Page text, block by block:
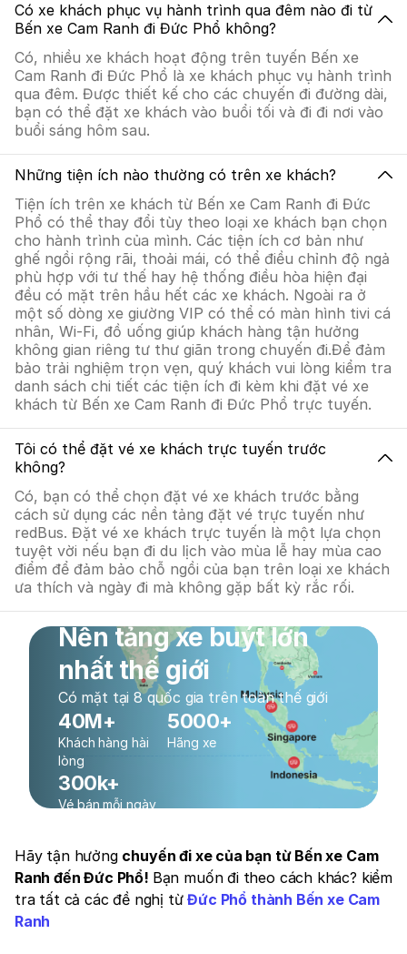
Có xe khách phục vụ hành trình qua đêm nào đi từ
Bến xe Cam Ranh đi Đức Phổ không?
Có, nhiều xe khách hoạt động trên tuyến Bến xe
Cam Ranh đi Đức Phổ là xe khách phục vụ hành trình
qua đêm. Được thiết kế cho các chuyến đi đường dài,
bạn có thể đặt xe khách vào buổi tối và đi đi nơi vào
buổi sáng hôm sau.
Những tiện ích nào thường có trên xe khách?
Tiện ích trên xe khách từ Bến xe Cam Ranh đi Đức
Phổ có thể thay đổi tùy theo loại xe khách bạn chọn
cho hành trình của mình. Các tiện ích cơ bản như
ghế ngồi rộng rãi, thoải mái, có thể điều chỉnh độ ngả
phù hợp với tư thế hay hệ thống điều hòa hiện đại
đều có mặt trên hầu hết các xe khách. Ngoài ra ở
một số dòng xe giường VIP có thể có màn hình tivi cá
nhân, Wi-Fi, đồ uống giúp khách hàng tận hưởng
không gian riêng tư thư giãn trong chuyến đi.Để đảm
bảo trải nghiệm trọn vẹn, quý khách vui lòng kiểm tra
danh sách chi tiết các tiện ích đi kèm khi đặt vé xe
khách từ Bến xe Cam Ranh đi Đức Phổ trực tuyến.
Tôi có thể đặt vé xe khách trực tuyến trước
không?
Có, bạn có thể chọn đặt vé xe khách trước bằng
cách sử dụng các nền tảng đặt vé trực tuyến như
redBus. Đặt vé xe khách trực tuyến là một lựa chọn
tuyệt vời nếu bạn đi du lịch vào mùa lễ hay mùa cao
điểm để đảm bảo chỗ ngồi của bạn trên loại xe khách
ưa thích và ngày đi mà không gặp bất kỳ rắc rối.
Nền tảng xe buýt lớn
nhất thế giới
Có mặt tại 8 quốc gia trên toàn thế giới
40M+
Khách hàng hài
lòng
5000+
Hãng xe
300k+
Vé bán mỗi ngày
Hãy tận hưởng chuyến đi xe của bạn từ Bến xe Cam
Ranh đến Đức Phổ! Bạn muốn đi theo cách khác? kiểm
tra tất cả các đề nghị từĐức Phổ thành Bến xe Cam
Ranh